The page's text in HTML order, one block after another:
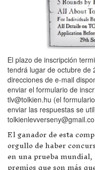
El plazo de inscripción
tendrá lugar de octubre de
direcciones de e-mail
enviar el formulario de
tlv@tolkien.hu (el
enviar las respuestas se
El ganador de esta
orgullo de haber
en una prueba